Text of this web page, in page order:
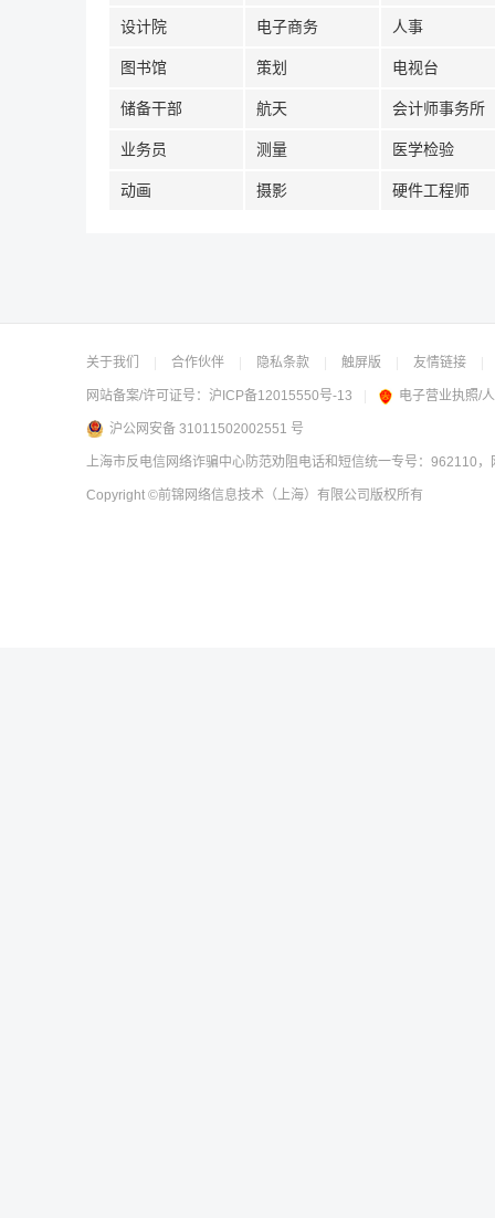
设计院 电子商务 人事
图书馆 策划 电视台
储备干部 航天 会计师事务所
业务员 测量 医学检验
动画 摄影 硬件工程师
关于我们 合作伙伴 隐私条款 触屏版 友情链接
网站备案/许可证号： 沪ICP备12015550号-13 电子营业执照/
沪公网安备 31011502002551 号
上海市反电信网络诈骗中心防范劝阻电话和短信统一专号：962110
Copyright ©前锦网络信息技术（上海）有限公司 版权所有